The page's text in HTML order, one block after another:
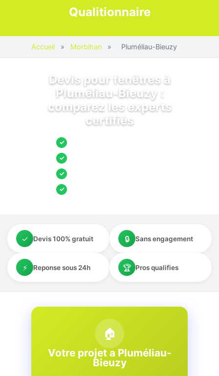
Qualitionnaire
Accueil » Morbihan » Pluméliau-Bieuzy
Devis pour fenêtres à
Pluméliau-Bieuzy :
comparez les experts
certifiés
✓
✓
✓
✓
✓ Devis 100% gratuit 🔒 Sans engagement
⚡ Reponse sous 24h 🏆 Pros qualifies
🏠
Votre projet a Pluméliau-
Bieuzy